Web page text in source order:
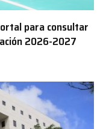
para consultar
2026-2027